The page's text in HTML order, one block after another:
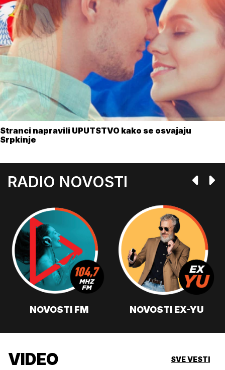
Stranci napravili UPUTSTVO kako se osvajaju
Srpkinje
RADIO NOVOSTI
NOVOSTI FM NOVOSTI EX-YU
VIDEO SVE VESTI